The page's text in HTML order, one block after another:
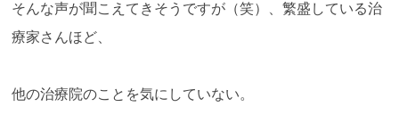
そんな声が聞こえてきそうですが（笑）、繁盛している治
療家さんほど、
他の治療院のことを気にしていない。